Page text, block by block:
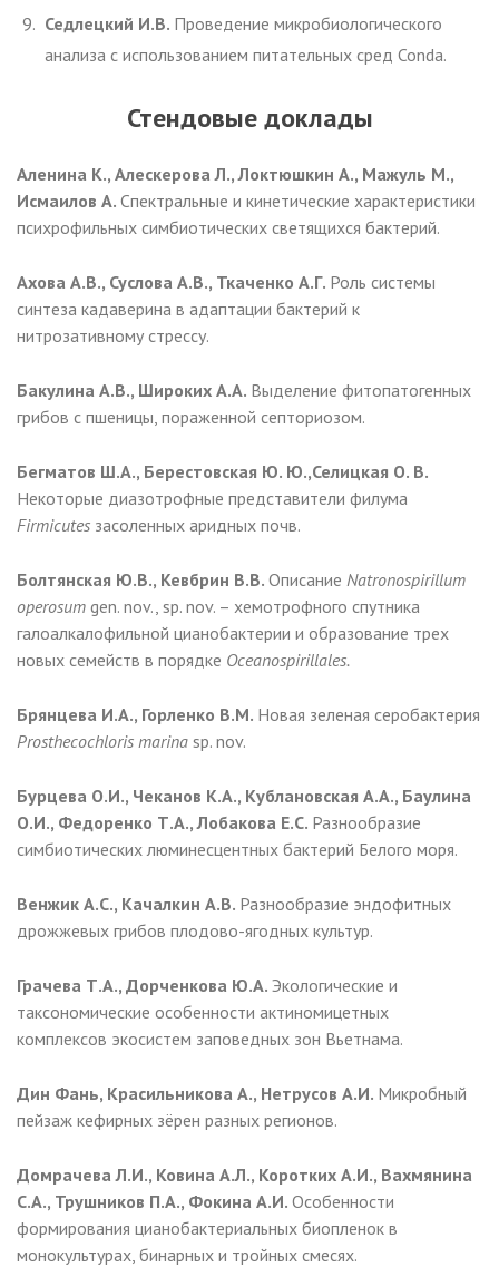
Седлецкий И.В. Проведение микробиологического
анализа с использованием питательных сред Conda.
Стендовые доклады
Аленина К., Алескерова Л., Локтюшкин А., Мажуль М.,
Исмаилов А. Спектральные и кинетические характеристики
психрофильных симбиотических светящихся бактерий.
Ахова А.В., Суслова А.В., Ткаченко А.Г. Роль системы
синтеза кадаверина в адаптации бактерий к
нитрозативному стрессу.
Бакулина А.В., Широких А.А. Выделение фитопатогенных
грибов с пшеницы, пораженной септориозом.
Бегматов Ш.А., Берестовская Ю. Ю.,Селицкая О. В.
Некоторые диазотрофные представители филума
Firmicutes засоленных аридных почв.
Болтянская Ю.В., Кевбрин В.В. Описание Natronospirillum
operosum gen. nov., sp. nov. – хемотрофного спутника
галоалкалофильной цианобактерии и образование трех
новых семейств в порядке Oceanospirillales.
Брянцева И.А., Горленко В.М. Новая зеленая серобактерия
Prosthecochloris marina sp. nov.
Бурцева О.И., Чеканов К.А., Кублановская А.А., Баулина
О.И., Федоренко Т.А., Лобакова Е.С. Разнообразие
симбиотических люминесцентных бактерий Белого моря.
Венжик А.С., Качалкин А.В. Разнообразие эндофитных
дрожжевых грибов плодово-ягодных культур.
Грачева Т.А., Дорченкова Ю.А. Экологические и
таксономические особенности актиномицетных
комплексов экосистем заповедных зон Вьетнама.
Дин Фань, Красильникова А., Нетрусов А.И. Микробный
пейзаж кефирных зёрен разных регионов.
Домрачева Л.И., Ковина А.Л., Коротких А.И., Вахмянина
С.А., Трушников П.А., Фокина А.И. Особенности
формирования цианобактериальных биопленок в
монокультурах, бинарных и тройных смесях.